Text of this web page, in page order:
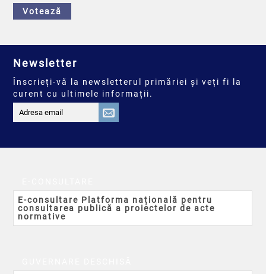
Votează
Newsletter
Înscrieți-vă la newsletterul primăriei și veți fi la
curent cu ultimele informații.
E-consultare Platforma națională pentru
consultarea publică a proiectelor de acte
normative